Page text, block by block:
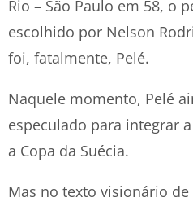
Rio – São Paulo em 58, o
escolhido por Nelson
foi, fatalmente, Pelé.
Naquele momento, Pelé
especulado para integrar
a Copa da Suécia.
Mas no texto visionário